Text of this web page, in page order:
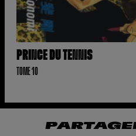
PRINCE DU TENNIS
TOME 10